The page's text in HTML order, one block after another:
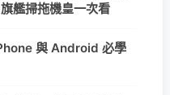
艦掃拖機皇一次看
與 Android 必學